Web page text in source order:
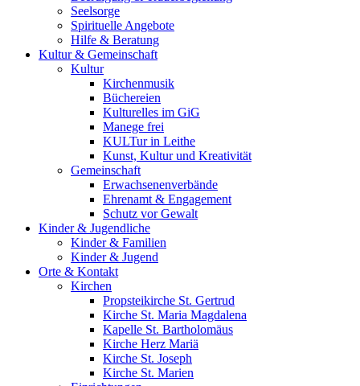
Seelsorge
Spirituelle Angebote
Hilfe & Beratung
Kultur & Gemeinschaft
Kultur
Kirchenmusik
Büchereien
Kulturelles im GiG
Manege frei
KULTur in Leithe
Kunst, Kultur und Kreativität
Gemeinschaft
Erwachsenenverbände
Ehrenamt & Engagement
Schutz vor Gewalt
Kinder & Jugendliche
Kinder & Familien
Kinder & Jugend
Orte & Kontakt
Kirchen
Propsteikirche St. Gertrud
Kirche St. Maria Magdalena
Kapelle St. Bartholomäus
Kirche Herz Mariä
Kirche St. Joseph
Kirche St. Marien